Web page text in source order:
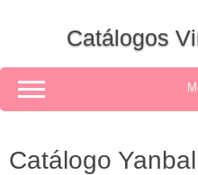
Catálogos
Catálogo